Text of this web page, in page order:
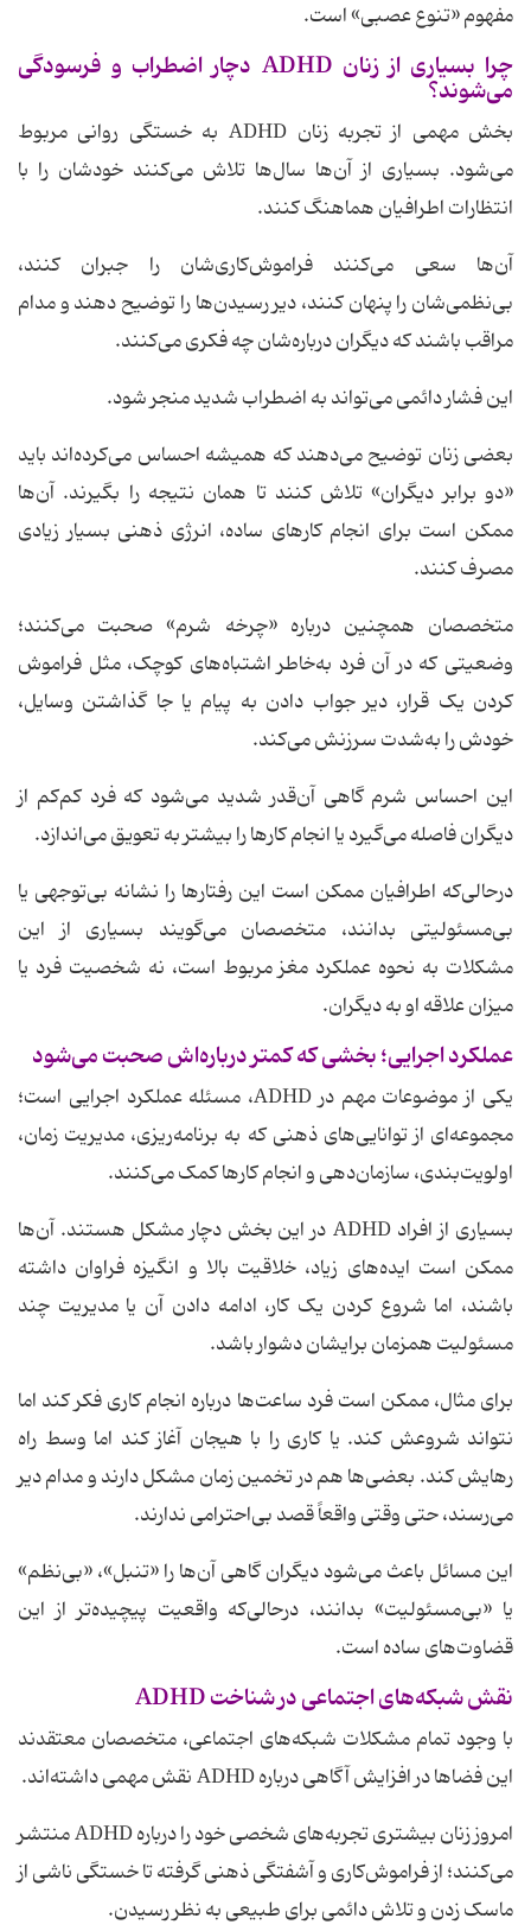
مفهوم «تنوع عصبی» است.
چرا بسیاری از زنان ADHD دچار اضطراب و فرسودگی
می‌شوند؟
بخش مهمی از تجربه زنان ADHD به خستگی روانی مربوط
می‌شود. بسیاری از آن‌ها سال‌ها تلاش می‌کنند خودشان را با
انتظارات اطرافیان هماهنگ کنند.
آن‌ها سعی می‌کنند فراموش‌کاری‌شان را جبران کنند،
بی‌نظمی‌شان را پنهان کنند، دیر رسیدن‌ها را توضیح دهند و مدام
مراقب باشند که دیگران درباره‌شان چه فکری می‌کنند.
این فشار دائمی می‌تواند به اضطراب شدید منجر شود.
بعضی زنان توضیح می‌دهند که همیشه احساس می‌کرده‌اند باید
«دو برابر دیگران» تلاش کنند تا همان نتیجه را بگیرند. آن‌ها
ممکن است برای انجام کارهای ساده، انرژی ذهنی بسیار زیادی
مصرف کنند.
متخصصان همچنین درباره «چرخه شرم» صحبت می‌کنند؛
وضعیتی که در آن فرد به‌خاطر اشتباه‌های کوچک، مثل فراموش
کردن یک قرار، دیر جواب دادن به پیام یا جا گذاشتن وسایل،
خودش را به‌شدت سرزنش می‌کند.
این احساس شرم گاهی آن‌قدر شدید می‌شود که فرد کم‌کم از
دیگران فاصله می‌گیرد یا انجام کارها را بیشتر به تعویق می‌اندازد.
درحالی‌که اطرافیان ممکن است این رفتارها را نشانه بی‌توجهی یا
بی‌مسئولیتی بدانند، متخصصان می‌گویند بسیاری از این
مشکلات به نحوه عملکرد مغز مربوط است، نه شخصیت فرد یا
میزان علاقه او به دیگران.
عملکرد اجرایی؛ بخشی که کمتر درباره‌اش صحبت می‌شود
یکی از موضوعات مهم در ADHD، مسئله عملکرد اجرایی است؛
مجموعه‌ای از توانایی‌های ذهنی که به برنامه‌ریزی، مدیریت زمان،
اولویت‌بندی، سازمان‌دهی و انجام کارها کمک می‌کنند.
بسیاری از افراد ADHD در این بخش دچار مشکل هستند. آن‌ها
ممکن است ایده‌های زیاد، خلاقیت بالا و انگیزه فراوان داشته
باشند، اما شروع کردن یک کار، ادامه دادن آن یا مدیریت چند
مسئولیت همزمان برایشان دشوار باشد.
برای مثال، ممکن است فرد ساعت‌ها درباره انجام کاری فکر کند اما
نتواند شروعش کند. یا کاری را با هیجان آغاز کند اما وسط راه
رهایش کند. بعضی‌ها هم در تخمین زمان مشکل دارند و مدام دیر
می‌رسند، حتی وقتی واقعاً قصد بی‌احترامی ندارند.
این مسائل باعث می‌شود دیگران گاهی آن‌ها را «تنبل»، «بی‌نظم»
یا «بی‌مسئولیت» بدانند، درحالی‌که واقعیت پیچیده‌تر از این
قضاوت‌های ساده است.
نقش شبکه‌های اجتماعی در شناخت ADHD
با وجود تمام مشکلات شبکه‌های اجتماعی، متخصصان معتقدند
این فضاها در افزایش آگاهی درباره ADHD نقش مهمی داشته‌اند.
امروز زنان بیشتری تجربه‌های شخصی خود را درباره ADHD منتشر
می‌کنند؛ از فراموش‌کاری و آشفتگی ذهنی گرفته تا خستگی ناشی از
ماسک زدن و تلاش دائمی برای طبیعی به نظر رسیدن.